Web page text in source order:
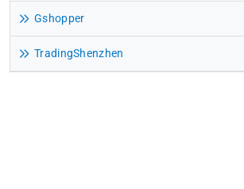
Gshopper
TradingShenzhen